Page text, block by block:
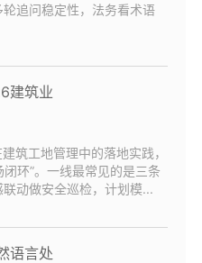
追问稳定性，法务看术语
建筑业
筑工地管理中的落地实践，
闭环”。一线最常见的是三条
动做安全巡检，计划模...
语言处